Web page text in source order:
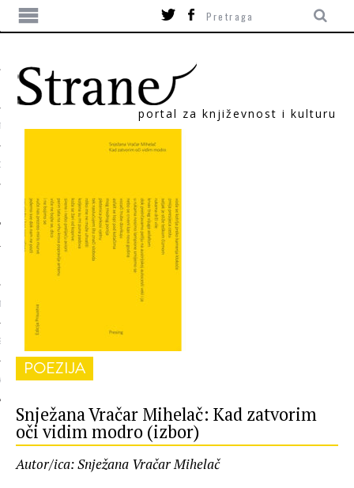
portal za književnost i kulturu
POEZIJA
Snježana Vračar Mihelač: Kad zatvorim
oči vidim modro (izbor)
Autor/ica: Snježana Vračar Mihelač